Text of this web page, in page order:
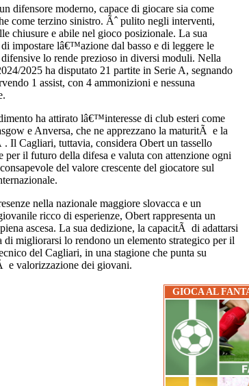
difensore moderno, capace di giocare sia come
come terzino sinistro. Ãˆ pulito negli interventi,
chiusure e abile nel gioco posizionale. La sua
impostare lâ€™azione dal basso e di leggere le
lo rende prezioso in diversi moduli. Nella
2025 ha disputato 21 partite in Serie A, segnando
1 assist, con 4 ammonizioni e nessuna
ha attirato lâ€™interesse di club esteri come
e Anversa, che ne apprezzano la maturitÃ e la
. Il Cagliari, tuttavia, considera Obert un tassello
per il futuro della difesa e valuta con attenzione ogni
del valore crescente del giocatore sul
nella nazionale maggiore slovacca e un
ricco di esperienze, Obert rappresenta un
ascesa. La sua dedizione, la capacitÃ di adattarsi
di migliorarsi lo rendono un elemento strategico per il
del Cagliari, in una stagione che punta su
e valorizzazione dei giovani.
GIOCA AL